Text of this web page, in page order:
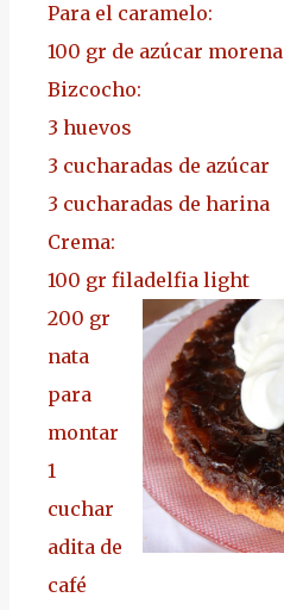
Para el caramelo:
100 gr de azúcar morena
Bizcocho:
3 huevos
3 cucharadas de azúcar
3 cucharadas de harina
Crema:
100 gr filadelfia light
200 gr
nata
para
montar
1
cuchar
adita de
café